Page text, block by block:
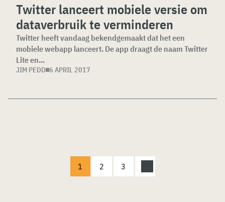
Twitter lanceert mobiele versie om
dataverbruik te verminderen
Twitter heeft vandaag bekendgemaakt dat het een
mobiele webapp lanceert. De app draagt de naam Twitter
Lite en...
JIM PEDD 6 APRIL 2017
1 2 3